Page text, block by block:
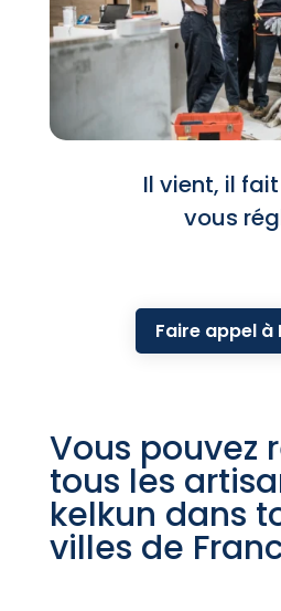
Il vient, il
vous
Faire appel à
Vous pouvez
tous les
kelkun dans
villes de